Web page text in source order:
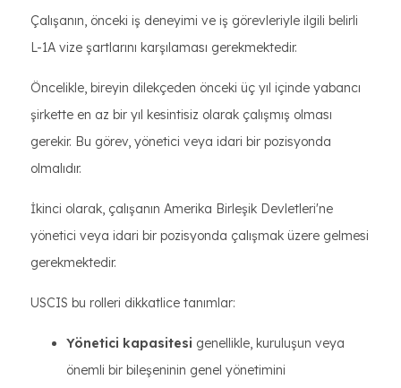
Çalışanın, önceki iş deneyimi ve iş görevleriyle ilgili belirli
L-1A vize şartlarını karşılaması gerekmektedir.
Öncelikle, bireyin dilekçeden önceki üç yıl içinde yabancı
şirkette en az bir yıl kesintisiz olarak çalışmış olması
gerekir. Bu görev, yönetici veya idari bir pozisyonda
olmalıdır.
İkinci olarak, çalışanın Amerika Birleşik Devletleri'ne
yönetici veya idari bir pozisyonda çalışmak üzere gelmesi
gerekmektedir.
USCIS bu rolleri dikkatlice tanımlar:
Yönetici kapasitesi genellikle, kuruluşun veya
önemli bir bileşeninin genel yönetimini